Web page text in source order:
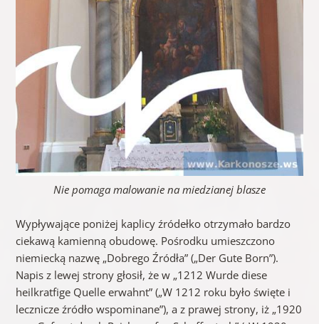
Nie pomaga malowanie na miedzianej blasze
Wypływające poniżej kaplicy źródełko otrzymało bardzo
ciekawą kamienną obudowę. Pośrodku umieszczono
niemiecką nazwę „Dobrego Źródła” („Der Gute Born”).
Napis z lewej strony głosił, że w „1212 Wurde diese
heilkratfige Quelle erwahnt” („W 1212 roku było święte i
lecznicze źródło wspominane”), a z prawej strony, iż „1920